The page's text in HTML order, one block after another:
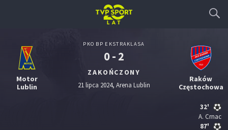
Motor
Lublin
PKO BP EKSTRAKLASA
0 - 2
ZAKOŃCZONY
21 lipca 2024, Arena Lublin
Raków
Częstochowa
32'
A. Crnac
87'